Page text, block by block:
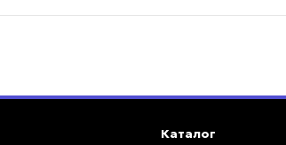
Каталог